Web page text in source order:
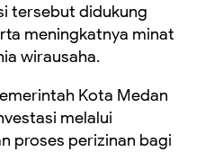
tersebut didukung
meningkatnya minat
wirausaha.
Kota Medan
melalui
proses perizinan bagi